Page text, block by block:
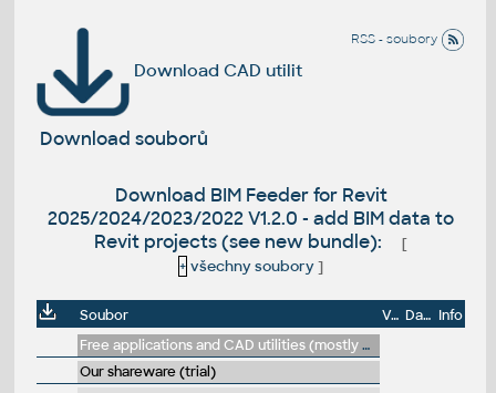
RSS - soubory
Download CAD utilit
Download souborů
Download BIM Feeder for Revit
2025/2024/2023/2022 V1.2.0 - add BIM data to
Revit projects (see new bundle):
[
+ všechny soubory]
Soubor Velikost Datum Info
Free applications and CAD utilities (mostly our freeware & trials)
Our shareware (trial)